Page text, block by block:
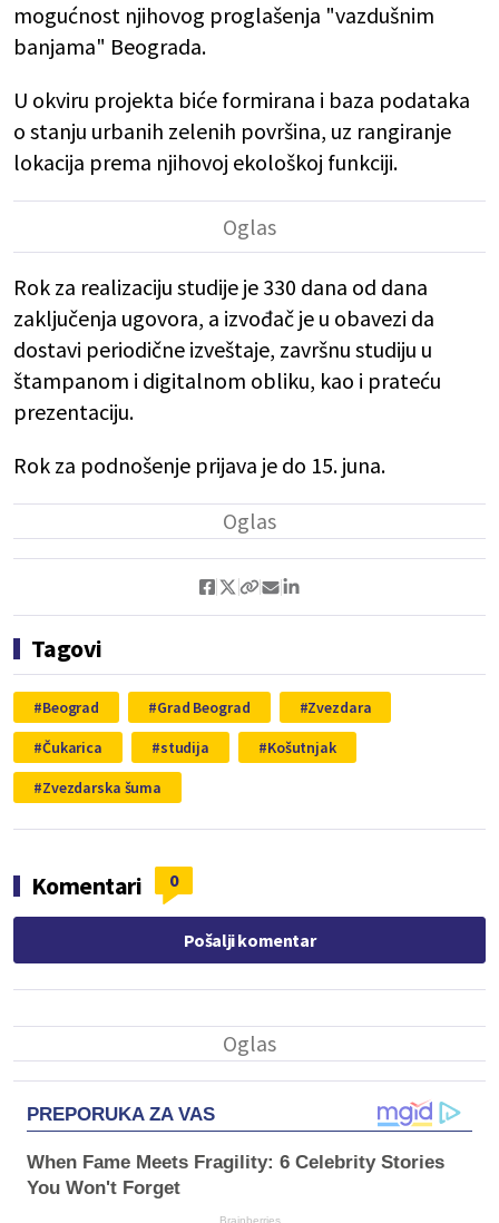
mogućnost njihovog proglašenja "vazdušnim
banjama" Beograda.
U okviru projekta biće formirana i baza podataka
o stanju urbanih zelenih površina, uz rangiranje
lokacija prema njihovoj ekološkoj funkciji.
Rok za realizaciju studije je 330 dana od dana
zaključenja ugovora, a izvođač je u obavezi da
dostavi periodične izveštaje, završnu studiju u
štampanom i digitalnom obliku, kao i prateću
prezentaciju.
Rok za podnošenje prijava je do 15. juna.
Tagovi
Beograd Grad Beograd
Zvezdara
Čukarica
studija
Košutnjak
Zvezdarska šuma
Komentari 0
Pošalji komentar
PREPORUKA ZA VAS
When Fame Meets Fragility: 6 Celebrity Stories
You Won't Forget
Brainberries